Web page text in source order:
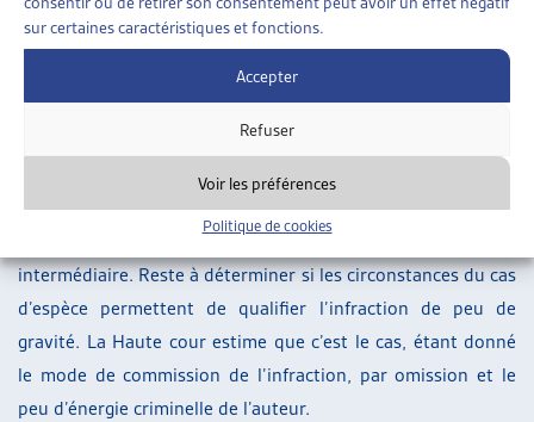
sur certaines caractéristiques et fonctions.
Accepter
Refuser
Voir les préférences
Politique de cookies
ses motifs, de la durée de la commission de l’acte, de
l’énergie criminelle nécessaire pour le réaliser et de
l’ensemble des circonstances de l’infraction.
Le Tribunal fédéral rappelle par ailleurs que si l’escroquerie
est réalisée, peu importe le montant du délit, c’est cette
infraction qui sera retenue.
Dans le cas d’espèce, l’infraction se situe en bas de la zone
intermédiaire. Reste à déterminer si les circonstances du cas
d’espèce permettent de qualifier l’infraction de peu de
gravité. La Haute cour estime que c’est le cas, étant donné
le mode de commission de l’infraction, par omission et le
peu d’énergie criminelle de l’auteur.